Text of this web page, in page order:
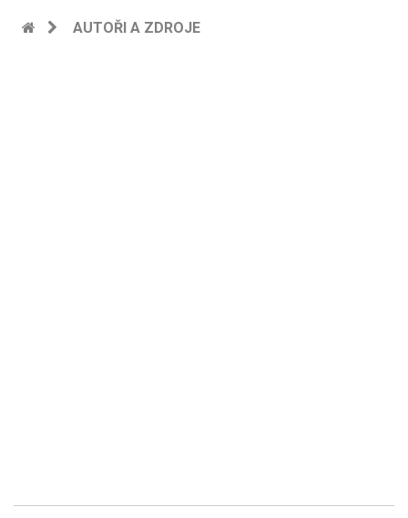
AUTOŘI A ZDROJE